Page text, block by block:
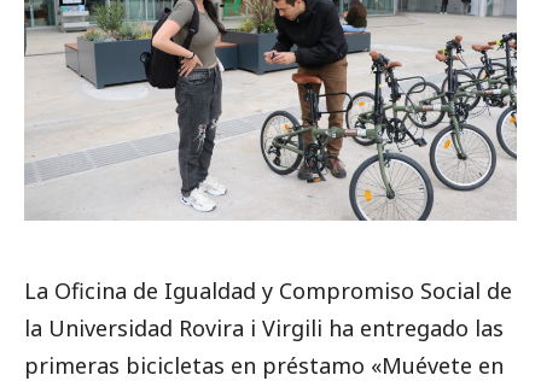
ESPAÑOL CATALÀ ENGLISH
La Oficina de Igualdad y Compromiso Social de
la Universidad Rovira i Virgili ha entregado las
primeras bicicletas en préstamo «Muévete en